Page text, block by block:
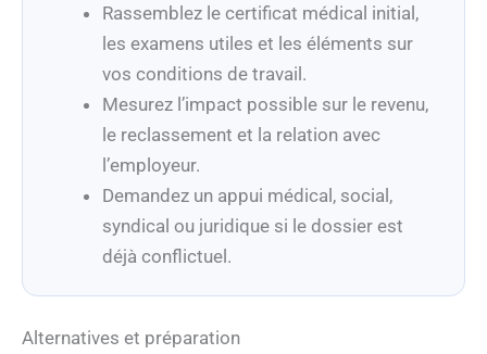
Rassemblez le certificat médical initial,
les examens utiles et les éléments sur
vos conditions de travail.
Mesurez l’impact possible sur le revenu,
le reclassement et la relation avec
l’employeur.
Demandez un appui médical, social,
syndical ou juridique si le dossier est
déjà conflictuel.
Alternatives et préparation